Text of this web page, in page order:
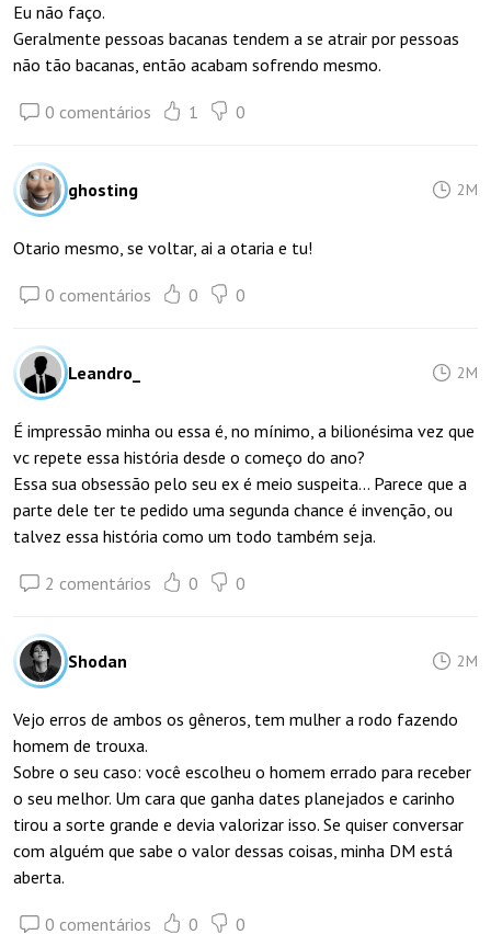
Eu não faço.
Geralmente pessoas bacanas tendem a se atrair por pessoas
não tão bacanas, então acabam sofrendo mesmo.
0 comentários 1 0
ghosting 2M
Otario mesmo, se voltar, ai a otaria e tu!
0 comentários 0 0
Leandro_ 2M
É impressão minha ou essa é, no mínimo, a bilionésima vez que
vc repete essa história desde o começo do ano?
Essa sua obsessão pelo seu ex é meio suspeita... Parece que a
parte dele ter te pedido uma segunda chance é invenção, ou
talvez essa história como um todo também seja.
2 comentários 0 0
Shodan 2M
Vejo erros de ambos os gêneros, tem mulher a rodo fazendo
homem de trouxa.
Sobre o seu caso: você escolheu o homem errado para receber
o seu melhor. Um cara que ganha dates planejados e carinho
tirou a sorte grande e devia valorizar isso. Se quiser conversar
com alguém que sabe o valor dessas coisas, minha DM está
aberta.
0 comentários 0 0